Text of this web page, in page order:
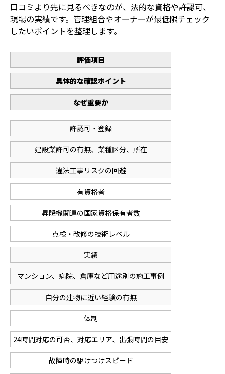
口コミより先に見るべきなのが、法的な資格や許認可、
現場の実績です。管理組合やオーナーが最低限チェック
したいポイントを整理します。
評価項目
具体的な確認ポイント
なぜ重要か
許認可・登録
建設業許可の有無、業種区分、所在
違法工事リスクの回避
有資格者
昇降機関連の国家資格保有者数
点検・改修の技術レベル
実績
マンション、病院、倉庫など用途別の施工事例
自分の建物に近い経験の有無
体制
24時間対応の可否、対応エリア、出張時間の目安
故障時の駆けつけスピード